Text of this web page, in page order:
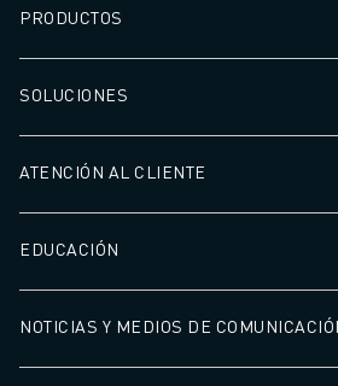
PRODUCTOS
SOLUCIONES
ATENCIÓN AL CLIENTE
EDUCACIÓN
NOTICIAS Y MEDIOS DE